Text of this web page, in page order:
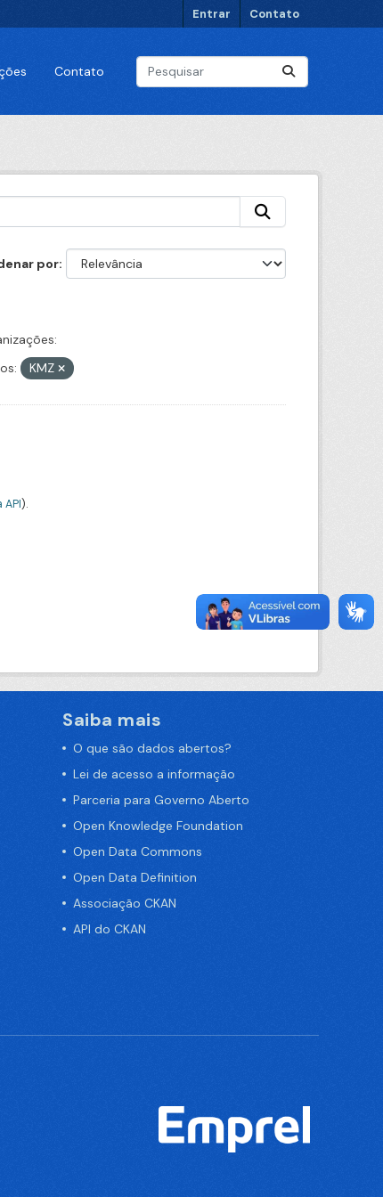
Entrar Contato
Contato
por
KMZ
).
Saiba mais
O que são dados abertos?
Lei de acesso a informação
Parceria para Governo Aberto
Open Knowledge Foundation
Open Data Commons
Open Data Definition
Associação CKAN
API do CKAN